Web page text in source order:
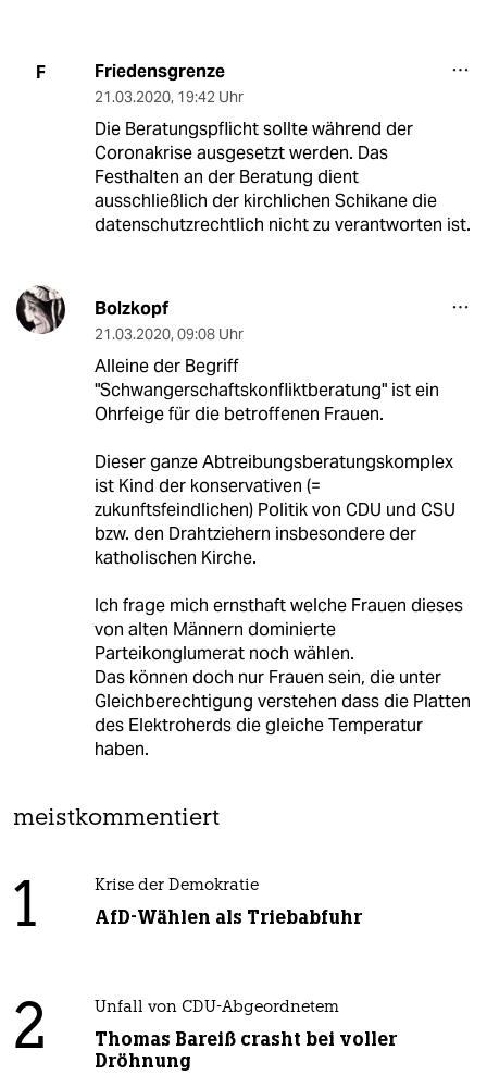
F Friedensgrenze
21.03.2020, 19:42 Uhr
Die Beratungspflicht sollte während der
Coronakrise ausgesetzt werden. Das
Festhalten an der Beratung dient
ausschließlich der kirchlichen Schikane die
datenschutzrechtlich nicht zu verantworten ist.
Bolzkopf
21.03.2020, 09:08 Uhr
Alleine der Begriff
"Schwangerschaftskonfliktberatung" ist ein
Ohrfeige für die betroffenen Frauen.
Dieser ganze Abtreibungsberatungskomplex
ist Kind der konservativen (=
zukunftsfeindlichen) Politik von CDU und CSU
bzw. den Drahtziehern insbesondere der
katholischen Kirche.
Ich frage mich ernsthaft welche Frauen dieses
von alten Männern dominierte
Parteikonglumerat noch wählen.
Das können doch nur Frauen sein, die unter
Gleichberechtigung verstehen dass die Platten
des Elektroherds die gleiche Temperatur
haben.
meistkommentiert
1 Krise der Demokratie
AfD-Wählen als Triebabfuhr
2 Unfall von CDU-Abgeordnetem
Thomas Bareiß crasht bei voller
Dröhnung